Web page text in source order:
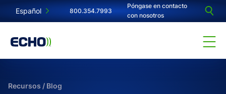
Español 800.354.7993
Póngase en contacto
con nosotros
Recursos / Blog